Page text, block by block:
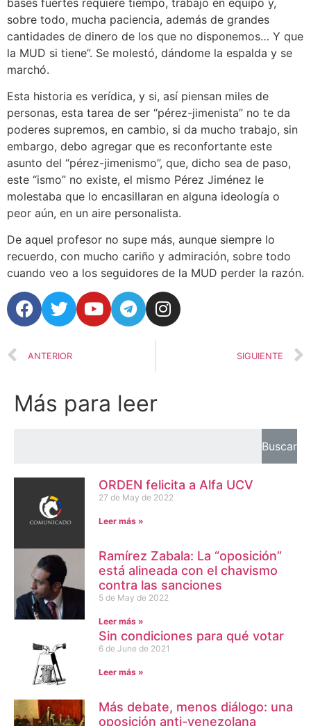
sobre todo, mucha paciencia, además de grandes
cantidades de dinero de los que no disponemos… Y que
la MUD si tiene”. Se molestó, dándome la espalda y se
marchó.
Esta historia es verídica, y si, así piensan miles de
personas, esta tarea de ser “pérez-jimenista” no te da
poderes supremos, en cambio, si da mucho trabajo, sin
embargo, debo agregar que es reconfortante este
asunto del “pérez-jimenismo”, que, dicho sea de paso,
este “ismo” no existe, el mismo Pérez Jiménez le
molestaba que lo encasillaran en alguna ideología o
peor aún, en un aire personalista.
De aquel profesor no supe más, aunque siempre lo
recuerdo, con mucho cariño y admiración, sobre todo
cuando veo a los seguidores de la MUD perder la razón.
ANTERIOR SIGUIENTE
Más para leer
Buscar
ORDEN felicita a Alfa UCV
27 de May de 2022
Leer más »
Ramírez Zabala: La “oposición”
está alineada con el chavismo
contra las sanciones
5 de May de 2022
Leer más »
Sin condiciones para qué votar
6 de June de 2021
Leer más »
Más debate, menos diálogo: una
oposición anti-venezolana